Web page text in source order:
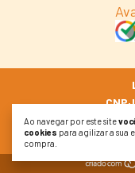
Ao navegar por este site
cookies para agilizar a sua
compra.
©